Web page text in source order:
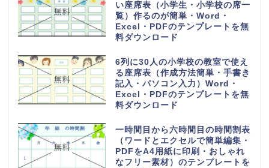
い座席表（小学生・小学校の席一
覧）作るのが簡単・Word・
Excel・PDFのテンプレートを無
料ダウンロード
6列に30人の小学校の教室で使え
る座席表（作成方法簡単・手書き
記入・パソコン入力）Word・
Excel・PDFのテンプレートを無
料ダウンロード
一時間目から六時間目の時間割表
（ワードとエクセルで簡単編集・
PDFをA4用紙に印刷・おしゃれ
なフリー素材）のテンプレートを